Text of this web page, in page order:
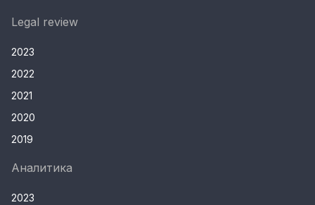
Legal review
2023
2022
2021
2020
2019
Аналитика
2023